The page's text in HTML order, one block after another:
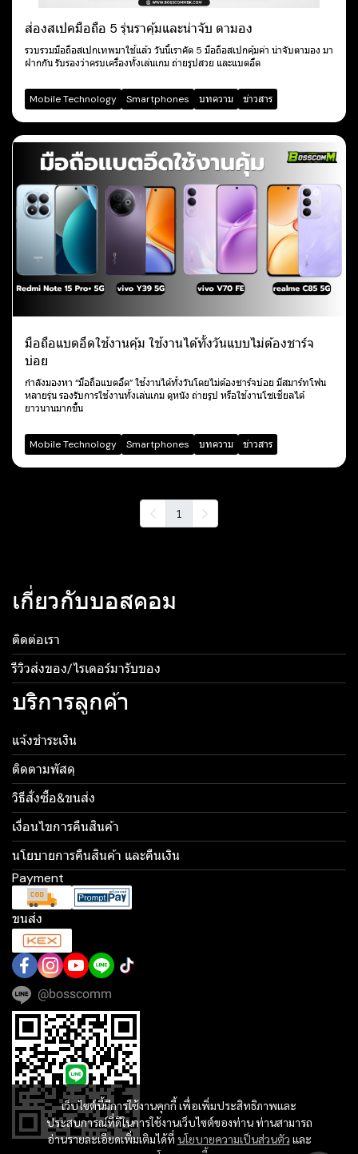
ส่องสเปคมือถือ 5 รุ่นราคุ้มและน่าจับ ตามอง
รวบรวมมือถือสเปกเทพมาใช้แล้ว วันนี้เราคัด 5 มือถือสเปกคุ้มค่า น่าจับตามอง มา
ฝากกัน รับรองว่าครบเครื่องทั้งเล่นเกม ถ่ายรูปสวย และแบตอึด
Mobile Technology Smartphones บทความ ข่าวสาร
มือถือแบตอึดใช้งานคุ้ม ใช้งานได้ทั้งวันแบบไม่ต้องชาร์จ
บ่อย
กำลังมองหา “มือถือแบตอึด” ใช้งานได้ทั้งวันโดยไม่ต้องชาร์จบ่อย มีสมาร์ทโฟน
หลายรุ่น รองรับการใช้งานทั้งเล่นเกม ดูหนัง ถ่ายรูป หรือใช้งานโซเชียลได้
ยาวนานมากขึ้น
Mobile Technology Smartphones บทความ ข่าวสาร
1
เว็บไซต์นี้มีการใช้งานคุกกี้ เพื่อเพิ่มประสิทธิภาพและ
ประสบการณ์ที่ดีในการใช้งานเว็บไซต์ของท่าน ท่านสามารถ
อ่านรายละเอียดเพิ่มเติมได้ที่ นโยบายความเป็นส่วนตัว และ
เกี่ยวกับบอสคอม
ติดต่อเรา
รีวิวส่งของ/ไรเดอร์มารับของ
บริการลูกค้า
แจ้งชำระเงิน
ติดตามพัสดุ
วิธีสั่งซื้อ&ขนส่ง
เงื่อนไขการคืนสินค้า
นโยบายการคืนสินค้า และคืนเงิน
Payment
ขนส่ง
@bosscomm